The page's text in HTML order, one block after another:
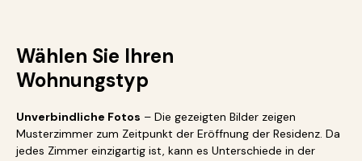
Wählen Sie Ihren
Wohnungstyp
Unverbindliche Fotos – Die gezeigten Bilder zeigen
Musterzimmer zum Zeitpunkt der Eröffnung der Residenz. Da
jedes Zimmer einzigartig ist, kann es Unterschiede in der